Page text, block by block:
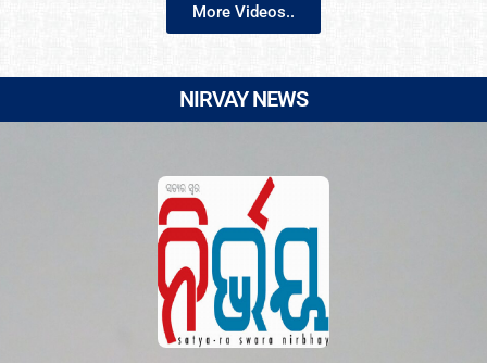
More Videos..
NIRVAY NEWS